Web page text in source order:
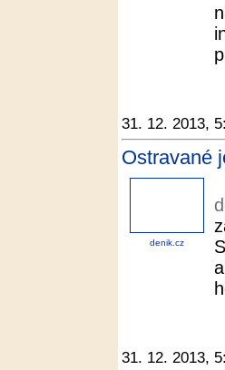
31. 12. 2013,
Ostravané
denik.cz
31. 12. 2013,